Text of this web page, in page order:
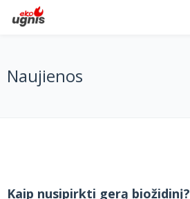
Naujienos
Kaip nusipirkti gerą biožidinį?